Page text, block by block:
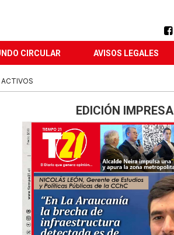
CIRCULAR AVISOS LEGALES
ACTIVOS
EDICIÓN IMPRESA